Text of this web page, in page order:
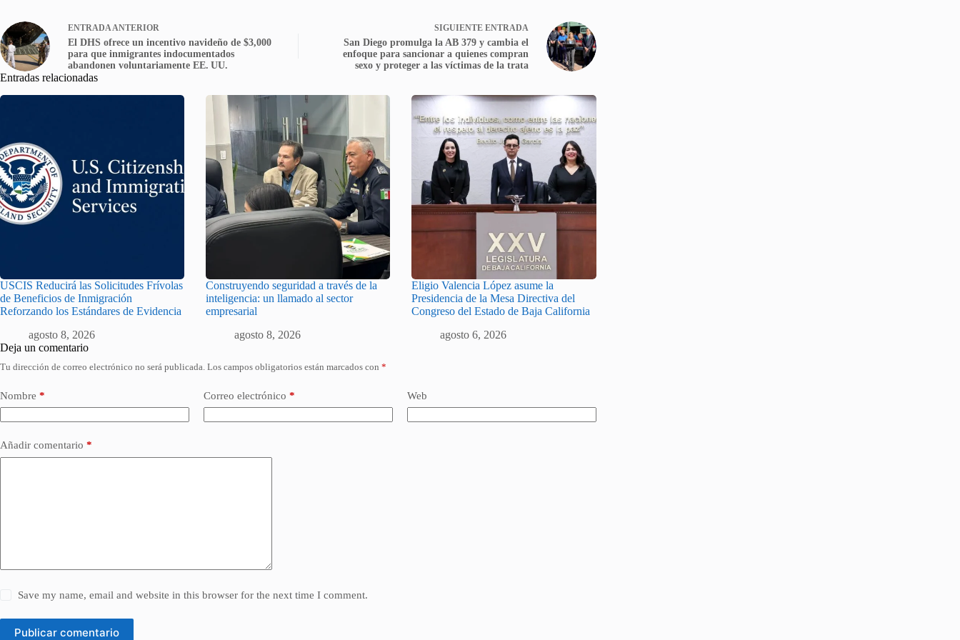
ENTRADAANTERIOR
El DHS ofrece un incentivo navideño de $3,000
para que inmigrantes indocumentados
abandonen voluntariamente EE. UU.
SIGUIENTE ENTRADA
San Diego promulga la AB 379 y cambia el
enfoque para sancionar a quienes compran
sexo y proteger a las víctimas de la trata
Entradas relacionadas
USCIS Reducirá las Solicitudes Frívolas
de Beneficios de Inmigración
Reforzando los Estándares de Evidencia
agosto 8, 2026
Construyendo seguridad a través de la
inteligencia: un llamado al sector
empresarial
agosto 8, 2026
Eligio Valencia López asume la
Presidencia de la Mesa Directiva del
Congreso del Estado de Baja California
agosto 6, 2026
Deja un comentario
Tu dirección de correo electrónico no será publicada. Los campos obligatorios están marcados con *
Nombre * Correo electrónico * Web
Añadir comentario *
Save my name, email and website in this browser for the next time I comment.
Publicar comentario